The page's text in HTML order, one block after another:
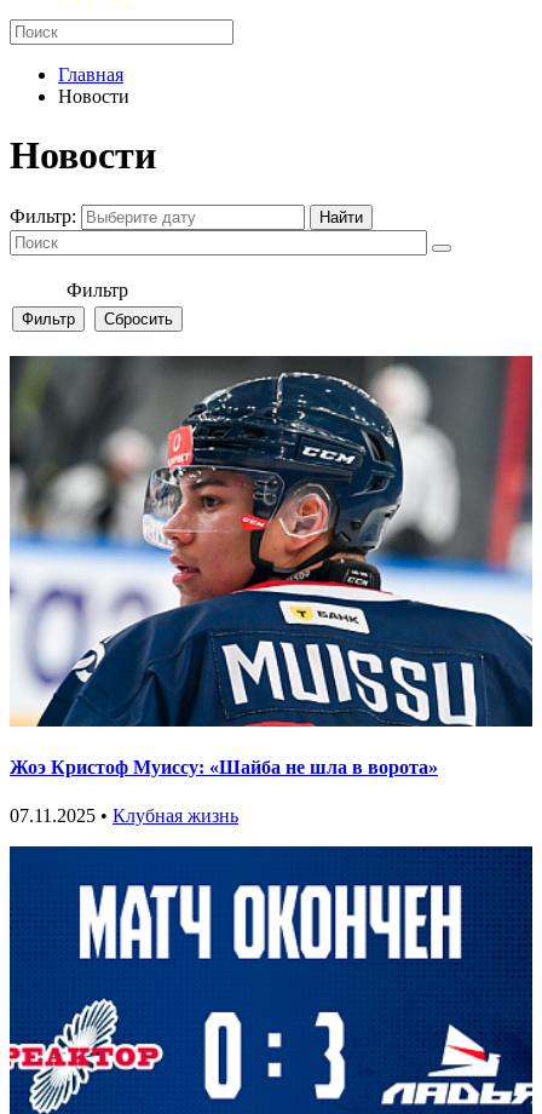
Главная
Новости
Новости
Фильтр:
Фильтр
Жоэ Кристоф Муиссу: «Шайба не шла в ворота»
07.11.2025 • Клубная жизнь